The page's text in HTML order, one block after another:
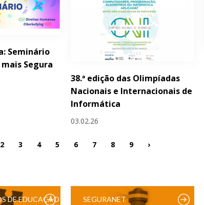
Seminário
Segura
38.ª edição das Olimpíadas
Nacionais e Internacionais de
Informática
03.02.26
2 3 4 5 6 7 8 9 ›
DE EDUCAÇÃO SEGURANET